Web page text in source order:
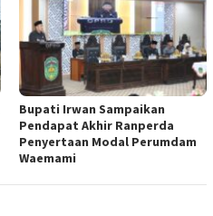
Bupati Irwan Sampaikan
Pendapat Akhir Ranperda
Penyertaan Modal Perumdam
Waemami